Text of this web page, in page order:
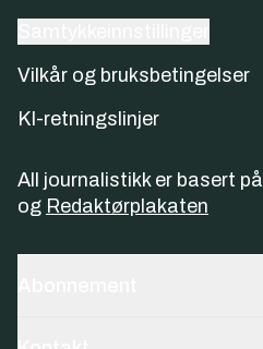
Vilkår og bruksbetingelser
KI-retningslinjer
All journalistikk er basert på
og Redaktørplakaten